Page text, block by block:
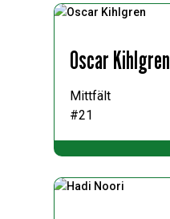
Oscar Kihlgren
Mittfält
#21